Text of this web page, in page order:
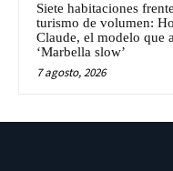
Siete habitaciones
turismo de volumen:
Claude, el modelo que
‘Marbella slow’
7 agosto, 2026